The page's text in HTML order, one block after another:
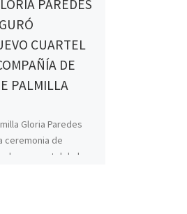
PAREDES
CUARTEL
DE
PALMILLA
Gloria Paredes
ceremonia de
cuartel de la